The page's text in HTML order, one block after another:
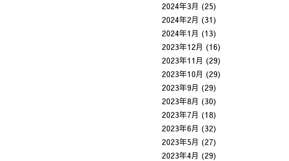
2024年3月 (25)
2024年2月 (31)
2024年1月 (13)
2023年12月 (16)
2023年11月 (29)
2023年10月 (29)
2023年9月 (29)
2023年8月 (30)
2023年7月 (18)
2023年6月 (32)
2023年5月 (27)
2023年4月 (29)